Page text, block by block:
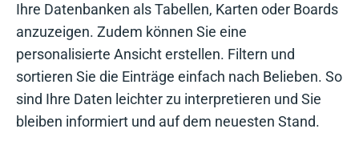
Ihre Datenbanken als Tabellen, Karten oder Boards
anzuzeigen. Zudem können Sie eine
personalisierte Ansicht erstellen. Filtern und
sortieren Sie die Einträge einfach nach Belieben. So
sind Ihre Daten leichter zu interpretieren und Sie
bleiben informiert und auf dem neuesten Stand.